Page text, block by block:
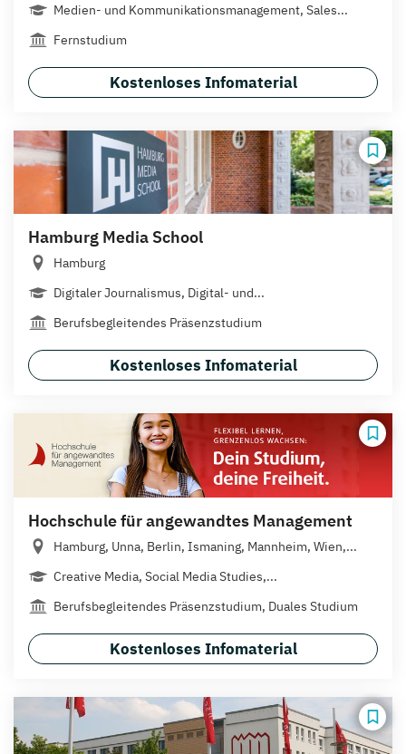
Medien- und Kommunikationsmanagement, Sales...
Fernstudium
Kostenloses Infomaterial
Hamburg Media School
Hamburg
Digitaler Journalismus, Digital- und...
Berufsbegleitendes Präsenzstudium
Kostenloses Infomaterial
Hochschule für angewandtes Management
Hamburg, Unna, Berlin, Ismaning, Mannheim, Wien,...
Creative Media, Social Media Studies,...
Berufsbegleitendes Präsenzstudium, Duales Studium
Kostenloses Infomaterial